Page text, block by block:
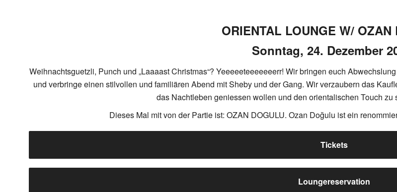
ORIENTAL LOUNGE W/ OZAN
Sonntag, 24. Dezember
Weihnachtsguetzli, Punch und „Laaaast Christmas“? Yeeeeeteeeeeeerr! Wir bringen euch
und verbringe einen stilvollen und familiären Abend mit Sheby und der Gang. Wir verzaubern das
das Nachtleben geniessen wollen und den orientalischen Touch
Dieses Mal mit von der Partie ist: OZAN DOGULU. Ozan Doğulu ist ein
Tickets
Loungereservation